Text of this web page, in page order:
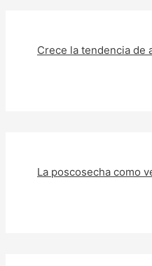
Crece la tendencia de
La poscosecha como